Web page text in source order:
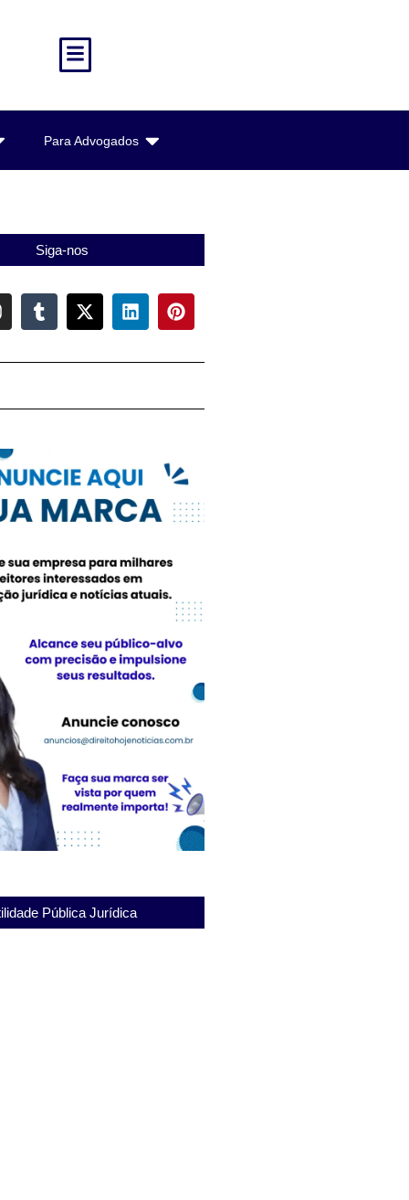
Para Advogados
Siga-nos
Pública Jurídica